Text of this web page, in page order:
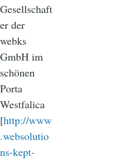
Gesellschaft
er der
webks
GmbH im
schönen
Porta
Westfalica
[http://www
.websolutio
ns-kept-